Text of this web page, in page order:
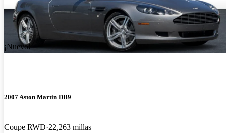
¡Nuevo!
2007 Aston Martin DB9
Coupe RWD 22,263 millas